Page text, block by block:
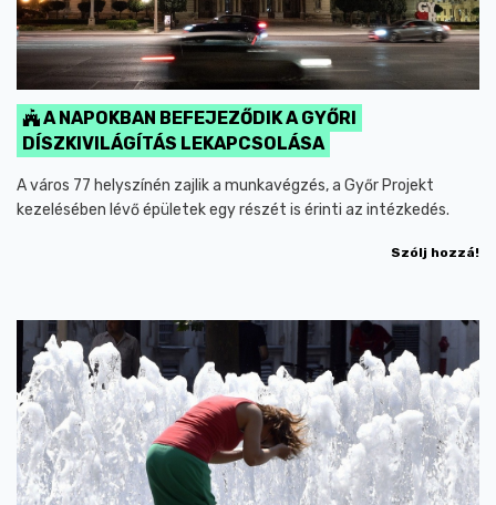
A NAPOKBAN BEFEJEZŐDIK A GYŐRI
DÍSZKIVILÁGÍTÁS LEKAPCSOLÁSA
A város 77 helyszínén zajlik a munkavégzés, a Győr Projekt
kezelésében lévő épületek egy részét is érinti az intézkedés.
Szólj hozzá!